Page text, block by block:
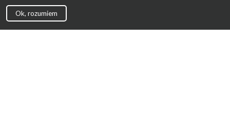
Ok, rozumiem